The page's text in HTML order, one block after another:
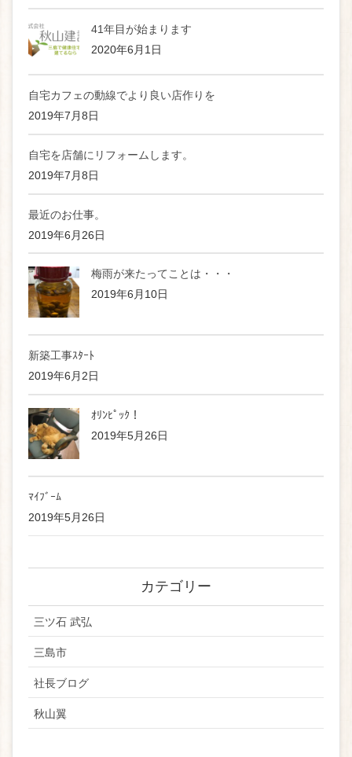
41年目が始まります
2020年6月1日
自宅カフェの動線でより良い店作りを
2019年7月8日
自宅を店舗にリフォームします。
2019年7月8日
最近のお仕事。
2019年6月26日
梅雨が来たってことは・・・
2019年6月10日
新築工事ｽﾀｰﾄ
2019年6月2日
ｵﾘﾝﾋﾟｯｸ！
2019年5月26日
ﾏｲﾌﾞｰﾑ
2019年5月26日
カテゴリー
三ツ石 武弘
三島市
社長ブログ
秋山翼